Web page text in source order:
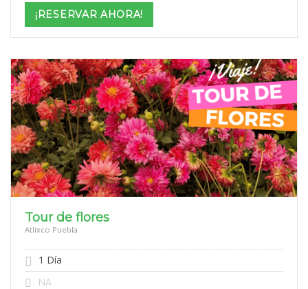
$2,849
through
$3,999
¡RESERVAR AHORA!
Tour de flores
Atlixco Puebla
1 Día
NA